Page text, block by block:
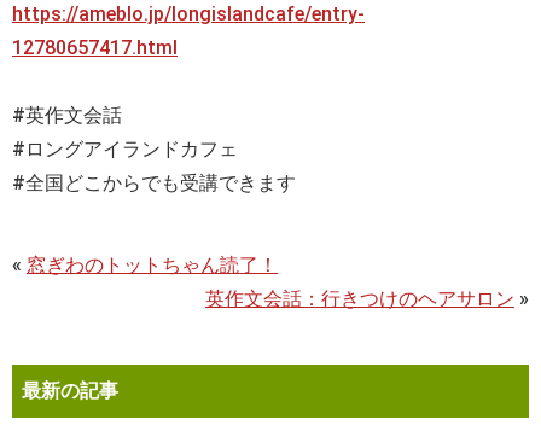
https://ameblo.jp/longislandcafe/entry-
12780657417.html
#英作文会話
#ロングアイランドカフェ
#全国どこからでも受講できます
« 窓ぎわのトットちゃん読了！
英作文会話：行きつけのヘアサロン »
最新の記事